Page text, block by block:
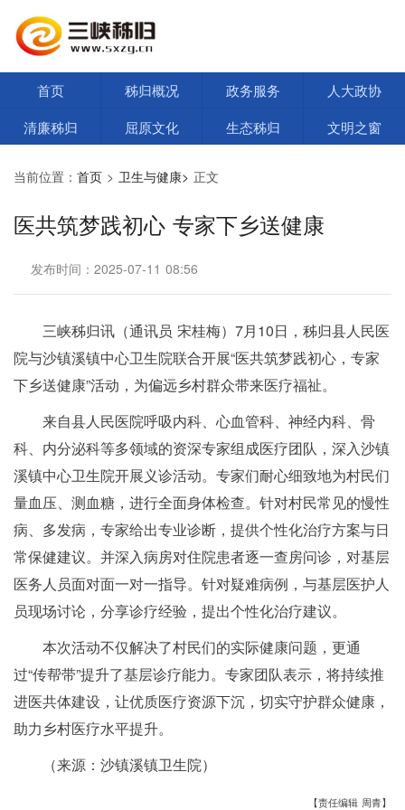
首页 秭归概况 政务服务
人大政协
清廉秭归
屈原文化 生态秭归 文明之窗
当前位置： 首页 > 卫生与健康> 正文
医共筑梦践初心 专家下乡送健康
发布时间：2025-07-11 08:56
三峡秭归讯（通讯员 宋桂梅）7月10日，秭归县人民医
院与沙镇溪镇中心卫生院联合开展“医共筑梦践初心，专家
下乡送健康”活动，为偏远乡村群众带来医疗福祉。
来自县人民医院呼吸内科、心血管科、神经内科、骨
科、内分泌科等多领域的资深专家组成医疗团队，深入沙镇
溪镇中心卫生院开展义诊活动。专家们耐心细致地为村民们
量血压、测血糖，进行全面身体检查。针对村民常见的慢性
病、多发病，专家给出专业诊断，提供个性化治疗方案与日
常保健建议。并深入病房对住院患者逐一查房问诊，对基层
医务人员面对面一对一指导。针对疑难病例，与基层医护人
员现场讨论，分享诊疗经验，提出个性化治疗建议。
本次活动不仅解决了村民们的实际健康问题，更通
过“传帮带”提升了基层诊疗能力。专家团队表示，将持续推
进医共体建设，让优质医疗资源下沉，切实守护群众健康，
助力乡村医疗水平提升。
（来源：沙镇溪镇卫生院）
【责任编辑 周青】